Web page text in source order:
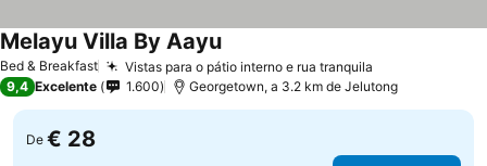
Bed & Breakfast Vistas para o pátio interno e rua tranquila
Melayu Villa By AayuVer preços
9,4 Excelente 1.600 Georgetown, a 3.2 km de Jelutong
De € 28